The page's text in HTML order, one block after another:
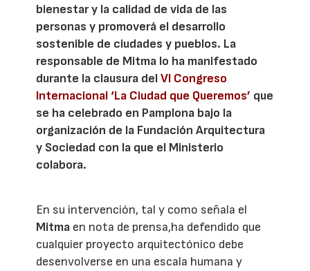
bienestar y la calidad de vida de las
personas y promoverá el desarrollo
sostenible de ciudades y pueblos. La
responsable de Mitma lo ha manifestado
durante la clausura delVI Congreso
Internacional ‘La Ciudad que Queremos’ que
se ha celebrado en Pamplona bajo la
organización de la Fundación Arquitectura
y Sociedad con la que el Ministerio
colabora.
En su intervención, tal y como señala el
Mitma en nota de prensa,ha defendido que
cualquier proyecto arquitectónico debe
desenvolverse en una escala humana y